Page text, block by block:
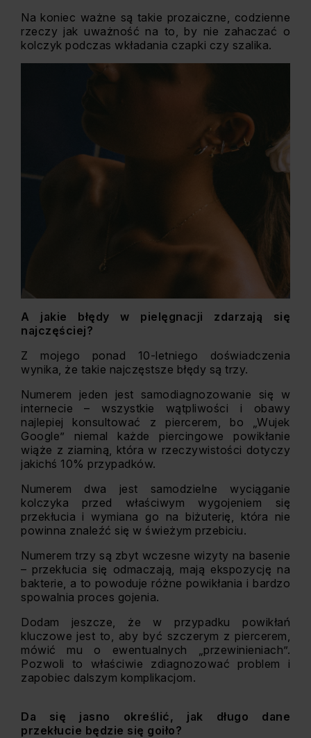
Na koniec ważne są takie prozaiczne, codzienne
rzeczy jak uważność na to, by nie zahaczać o
kolczyk podczas wkładania czapki czy szalika.
A jakie błędy w pielęgnacji zdarzają się
najczęściej?
Z mojego ponad 10-letniego doświadczenia
wynika, że takie najczęstsze błędy są trzy.
Numerem jeden jest samodiagnozowanie się w
internecie – wszystkie wątpliwości i obawy
najlepiej konsultować z piercerem, bo „Wujek
Google” niemal każde piercingowe powikłanie
wiąże z ziarniną, która w rzeczywistości dotyczy
jakichś 10% przypadków.
Numerem dwa jest samodzielne wyciąganie
kolczyka przed właściwym wygojeniem się
przekłucia i wymiana go na biżuterię, która nie
powinna znaleźć się w świeżym przebiciu.
Numerem trzy są zbyt wczesne wizyty na basenie
– przekłucia się odmaczają, mają ekspozycję na
bakterie, a to powoduje różne powikłania i bardzo
spowalnia proces gojenia.
Dodam jeszcze, że w przypadku powikłań
kluczowe jest to, aby być szczerym z piercerem,
mówić mu o ewentualnych „przewinieniach”.
Pozwoli to właściwie zdiagnozować problem i
zapobiec dalszym komplikacjom.
Da się jasno określić, jak długo dane
przekłucie będzie się goiło?